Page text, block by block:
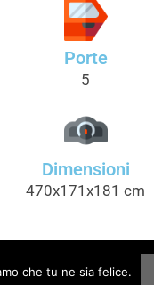
Porte
5
Dimensioni
470x171x181 cm
che tu ne sia felice.